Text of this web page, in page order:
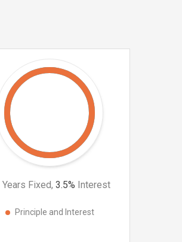
Years Fixed, 3.5% Interest
Principle and Interest